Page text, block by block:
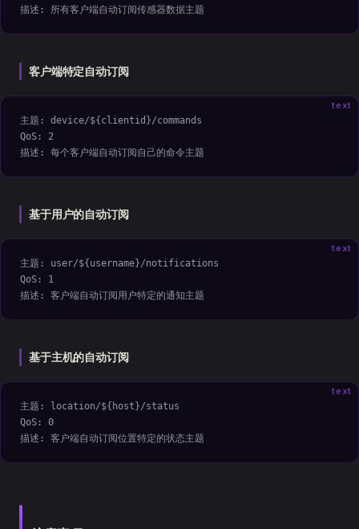
描述: 所有客户端自动订阅传感器数据主题
客户端特定自动订阅
text
主题: device/${clientid}/commands
QoS: 2
描述: 每个客户端自动订阅自己的命令主题
基于用户的自动订阅
text
主题: user/${username}/notifications
QoS: 1
描述: 客户端自动订阅用户特定的通知主题
基于主机的自动订阅
text
主题: location/${host}/status
QoS: 0
描述: 客户端自动订阅位置特定的状态主题